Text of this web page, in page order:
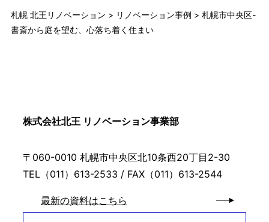
札幌 北王リノベーション > リノベーション事例 > 札幌市中央区-
書斎から庭を望む、心落ち着く住まい
株式会社北王 リノベーション事業部
〒060-0010 札幌市中央区北10条西20丁目2-30
TEL（011）613-2533 / FAX（011）613-2544
最新の資料はこちら